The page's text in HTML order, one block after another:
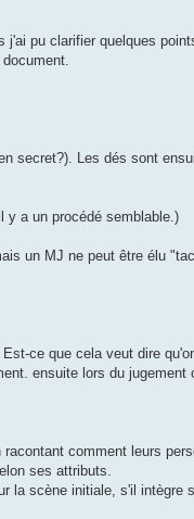
pu clarifier quelques
secret?). Les dés sont
y a un procédé semblable.)
un MJ ne peut être élu
ce que cela veut dire
ensuite lors du
comment leurs
ses attributs.
scène initiale, s'il intègre